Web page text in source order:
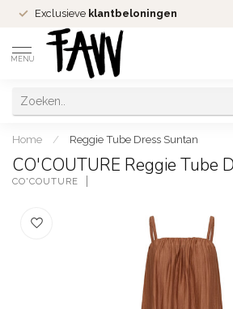
Exclusieve klantbeloningen
MENU
Home / Reggie Tube Dress Suntan
CO'COUTURE Reggie Tube
CO'COUTURE